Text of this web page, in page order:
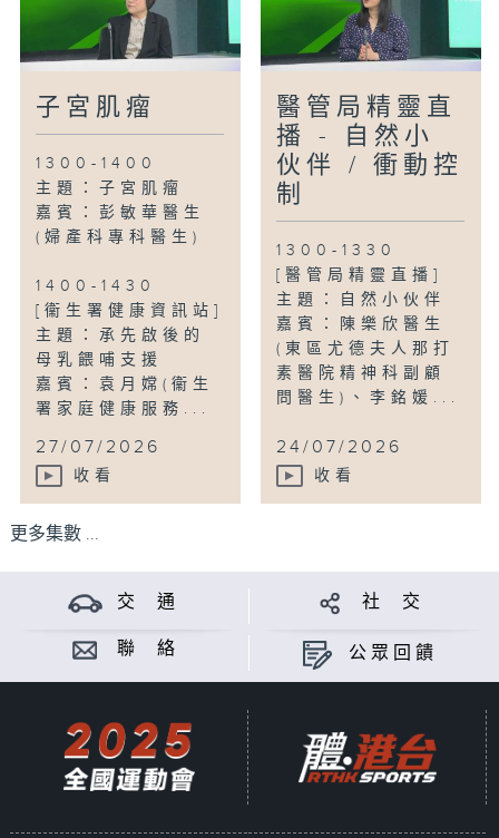
子宮肌瘤
1300-1400
主題：子宮肌瘤
嘉賓：彭敏華醫生
(婦產科專科醫生)
1400-1430
[衞生署健康資訊站]
主題：承先啟後的
母乳餵哺支援
嘉賓：袁月嫦(衞生
署家庭健康服務...
27/07/2026
收看
醫管局精靈直
播 - 自然小
伙伴 / 衝動控
制
1300-1330
[醫管局精靈直播]
主題：自然小伙伴
嘉賓：陳樂欣醫生
(東區尤德夫人那打
素醫院精神科副顧
問醫生)、李銘媛...
24/07/2026
收看
更多集數 ...
交 通 社 交
聯 絡 公眾回饋